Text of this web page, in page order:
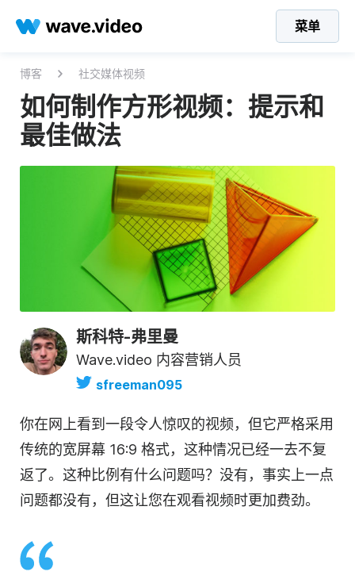
菜单
博客 社交媒体视频
如何制作方形视频：提示和
最佳做法
斯科特-弗里曼
Wave.video 内容营销人员
sfreeman095
你在网上看到一段令人惊叹的视频，但它严格采用
传统的宽屏幕 16:9 格式，这种情况已经一去不复
返了。这种比例有什么问题吗？没有，事实上一点
问题都没有，但这让您在观看视频时更加费劲。